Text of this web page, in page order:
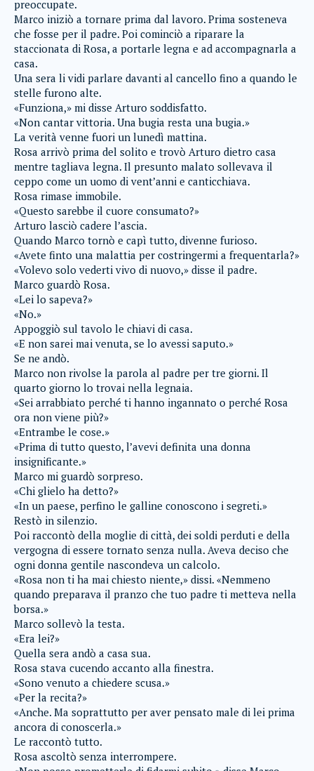
preoccupate.
Marco iniziò a tornare prima dal lavoro. Prima sosteneva
che fosse per il padre. Poi cominciò a riparare la
staccionata di Rosa, a portarle legna e ad accompagnarla a
casa.
Una sera li vidi parlare davanti al cancello fino a quando le
stelle furono alte.
«Funziona,» mi disse Arturo soddisfatto.
«Non cantar vittoria. Una bugia resta una bugia.»
La verità venne fuori un lunedì mattina.
Rosa arrivò prima del solito e trovò Arturo dietro casa
mentre tagliava legna. Il presunto malato sollevava il
ceppo come un uomo di vent’anni e canticchiava.
Rosa rimase immobile.
«Questo sarebbe il cuore consumato?»
Arturo lasciò cadere l’ascia.
Quando Marco tornò e capì tutto, divenne furioso.
«Avete finto una malattia per costringermi a frequentarla?»
«Volevo solo vederti vivo di nuovo,» disse il padre.
Marco guardò Rosa.
«Lei lo sapeva?»
«No.»
Appoggiò sul tavolo le chiavi di casa.
«E non sarei mai venuta, se lo avessi saputo.»
Se ne andò.
Marco non rivolse la parola al padre per tre giorni. Il
quarto giorno lo trovai nella legnaia.
«Sei arrabbiato perché ti hanno ingannato o perché Rosa
ora non viene più?»
«Entrambe le cose.»
«Prima di tutto questo, l’avevi definita una donna
insignificante.»
Marco mi guardò sorpreso.
«Chi glielo ha detto?»
«In un paese, perfino le galline conoscono i segreti.»
Restò in silenzio.
Poi raccontò della moglie di città, dei soldi perduti e della
vergogna di essere tornato senza nulla. Aveva deciso che
ogni donna gentile nascondeva un calcolo.
«Rosa non ti ha mai chiesto niente,» dissi. «Nemmeno
quando preparava il pranzo che tuo padre ti metteva nella
borsa.»
Marco sollevò la testa.
«Era lei?»
Quella sera andò a casa sua.
Rosa stava cucendo accanto alla finestra.
«Sono venuto a chiedere scusa.»
«Per la recita?»
«Anche. Ma soprattutto per aver pensato male di lei prima
ancora di conoscerla.»
Le raccontò tutto.
Rosa ascoltò senza interrompere.